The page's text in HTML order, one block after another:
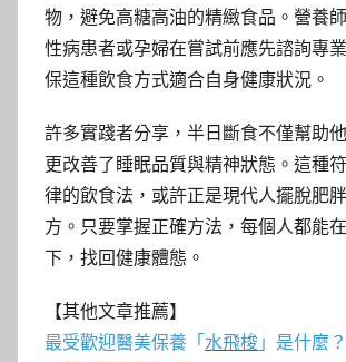
物，避免高糖高油的精緻食品。營養
性病患者或孕婦在嘗試前應先諮詢專
保這種飲食方式適合自身健康狀況。
許多實踐者分享，半日斷食不僅幫助
更改善了睡眠品質與精神狀態。這種
律的飲食法，或許正是現代人擺脫肥
方。只要掌握正確方法，每個人都能
下，找回健康體態。
【其他文章推薦】
最受歡迎醫美保養「 水飛梭 」是什麼？